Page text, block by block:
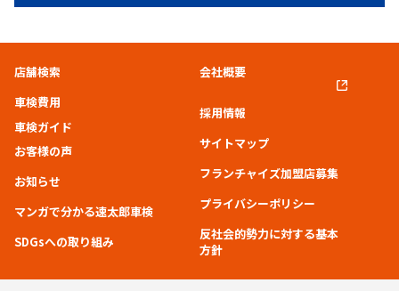
店舗検索
車検費用
車検ガイド
お客様の声
お知らせ
マンガで分かる速太郎車検
SDGsへの取り組み
会社概要
採用情報
サイトマップ
フランチャイズ加盟店募集
プライバシーポリシー
反社会的勢力に対する基本
方針